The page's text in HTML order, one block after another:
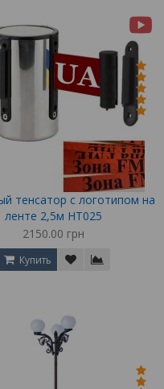
тенсатор с логотипом на
ленте 2,5м НТ025
2150.00 грн
Купить